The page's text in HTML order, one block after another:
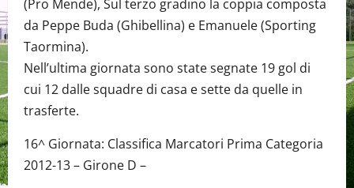
(Pro Mende), Sul terzo gradino la coppia composta
da Peppe Buda (Ghibellina) e Emanuele (Sporting
Taormina).
Nell’ultima giornata sono state segnate 19 gol di
cui 12 dalle squadre di casa e sette da quelle in
trasferte.
16^ Giornata: Classifica Marcatori Prima Categoria
2012-13 – Girone D –